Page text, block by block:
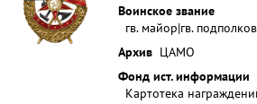
Воинское звание
гв. майор|гв.
Архив ЦАМО
Фонд ист. информации
Картотека